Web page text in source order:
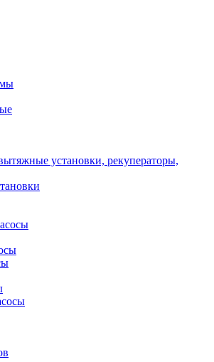
установки, рекуператоры,